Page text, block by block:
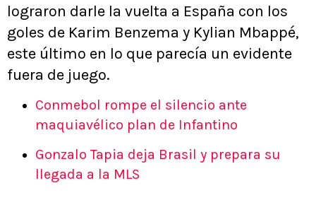
lograron darle la vuelta a España con los
goles de Karim Benzema y Kylian Mbappé,
este último en lo que parecía un evidente
fuera de juego.
Conmebol rompe el silencio ante
maquiavélico plan de Infantino
Gonzalo Tapia deja Brasil y prepara su
llegada a la MLS